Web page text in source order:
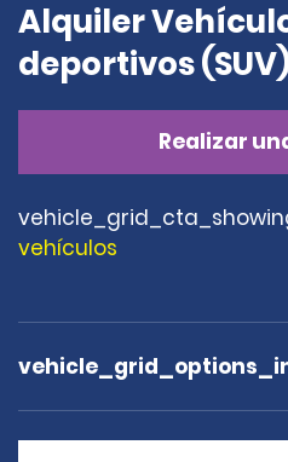
Alquiler
deportivos
Realizar
vehículos